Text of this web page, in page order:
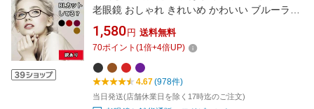
老眼鏡 おしゃれ きれいめ かわいい ブルーライ
トカット レディース PCメガネ 軽量 UVカット
eスポーツ +1.0 +1.5 +2.0 +2.5 +3.0 +3.5 +4.0
黒 赤 紫 茶 北海道 沖縄 離島 送料無料 ランキン
グ 人気 ギフト プレゼント 母の日
1,580 円 送料無料
70ポイント (1倍+4倍UP)
4.67(978件)
当日発送(店舗休業日を除く17時迄のご注文)